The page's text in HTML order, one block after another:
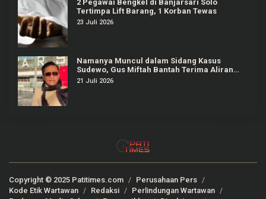
2 Pegawai Bengkel di Banjarsari Solo
Tertimpa Lift Barang, 1 Korban Tewas
23 Juli 2026
Namanya Muncul dalam Sidang Kasus
Sudewo, Gus Miftah Bantah Terima Aliran
Dana Rp100 Juta
21 Juli 2026
Copyright © 2025 Patitimes.com
Perusahaan Pers
Kode Etik Wartawan
Redaksi
Perlindungan Wartawan